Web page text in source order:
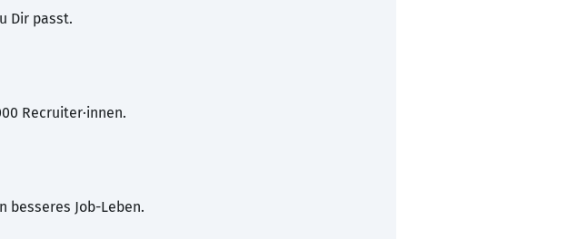
Dir passt.
Recruiter·innen.
besseres Job-Leben.